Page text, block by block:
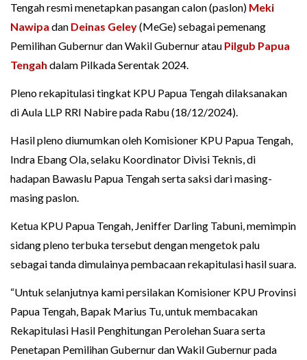
Tengah resmi menetapkan pasangan calon (paslon) Meki
Nawipa dan Deinas Geley(MeGe) sebagai pemenang
Pemilihan Gubernur dan Wakil Gubernur atau Pilgub Papua
Tengah dalam Pilkada Serentak 2024.
Pleno rekapitulasi tingkat KPU Papua Tengah dilaksanakan
di Aula LLP RRI Nabire pada Rabu (18/12/2024).
Hasil pleno diumumkan oleh Komisioner KPU Papua Tengah,
Indra Ebang Ola, selaku Koordinator Divisi Teknis, di
hadapan Bawaslu Papua Tengah serta saksi dari masing-
masing paslon.
Ketua KPU Papua Tengah, Jeniffer Darling Tabuni, memimpin
sidang pleno terbuka tersebut dengan mengetok palu
sebagai tanda dimulainya pembacaan rekapitulasi hasil suara.
“Untuk selanjutnya kami persilakan Komisioner KPU Provinsi
Papua Tengah, Bapak Marius Tu, untuk membacakan
Rekapitulasi Hasil Penghitungan Perolehan Suara serta
Penetapan Pemilihan Gubernur dan Wakil Gubernur pada